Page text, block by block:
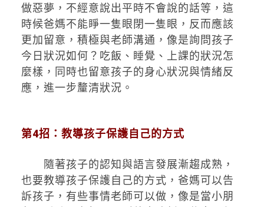
做惡夢，不經意說出平時不會說的話等，這
時候爸媽不能睜一隻眼閉一隻眼，反而應該
更加留意，積極與老師溝通，像是詢問孩子
今日狀況如何？吃飯、睡覺、上課的狀況怎
麼樣，同時也留意孩子的身心狀況與情緒反
應，進一步釐清狀況。
第4招：教導孩子保護自己的方式
隨著孩子的認知與語言發展漸趨成熟，
也要教導孩子保護自己的方式，爸媽可以告
訴孩子，有些事情老師可以做，像是當小朋